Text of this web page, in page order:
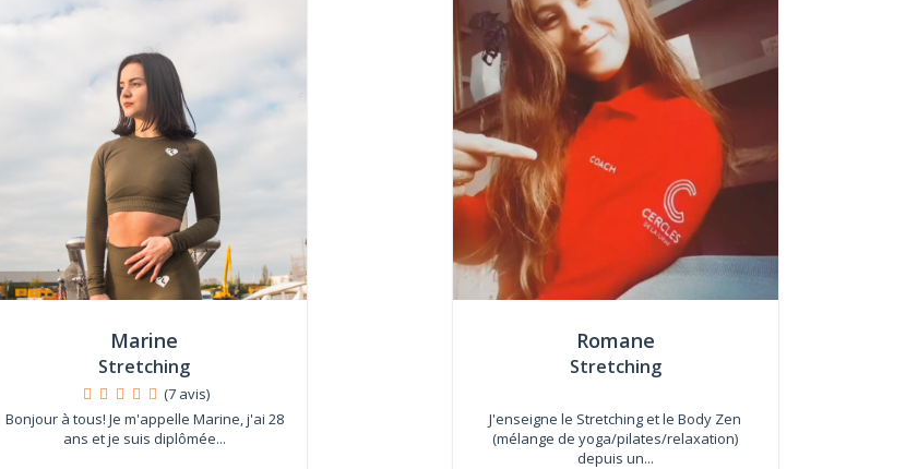
Marine
Stretching
(7 avis)
Bonjour à tous! Je m'appelle Marine, j'ai 28
ans et je suis diplômée...
Romane
Stretching
J'enseigne le Stretching et le Body Zen
(mélange de yoga/pilates/relaxation)
depuis un...